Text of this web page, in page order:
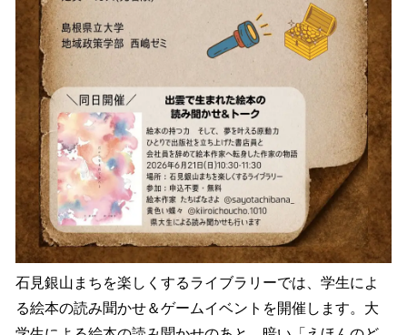
石見銀山まちを楽しくするライブラリーでは、学生によ
る絵本の読み聞かせ＆ゲームイベントを開催します。大